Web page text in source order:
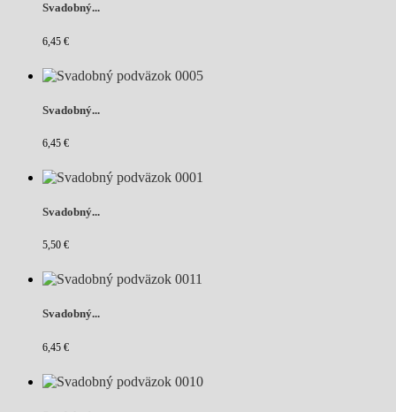
Svadobný...
6,45 €
Svadobný...
6,45 €
Svadobný...
5,50 €
Svadobný...
6,45 €